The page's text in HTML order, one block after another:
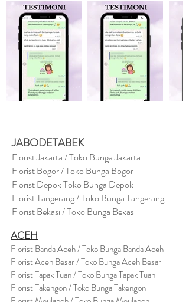
JABODETABEK
Florist Jakarta / Toko Bunga Jakarta
Florist Bogor / Toko Bunga Bogor
Florist Depok Toko Bunga Depok
Florist Tangerang / Toko Bunga Tangerang
Florist Bekasi / Toko Bunga Bekasi
ACEH
Florist Banda Aceh / Toko Bunga Banda Aceh
Florist Aceh Besar / Toko Bunga Aceh Besar
Florist Tapak Tuan / Toko Bunga Tapak Tuan
Florist Takengon / Toko Bunga Takengon